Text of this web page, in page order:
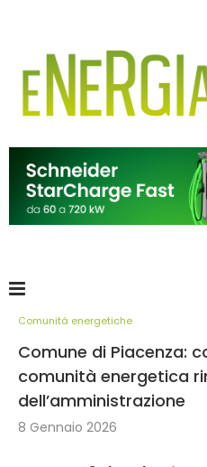
Comunità energetiche
Comune di Piacenza:
comunità energetica
dell’amministrazione
8 Gennaio 2026